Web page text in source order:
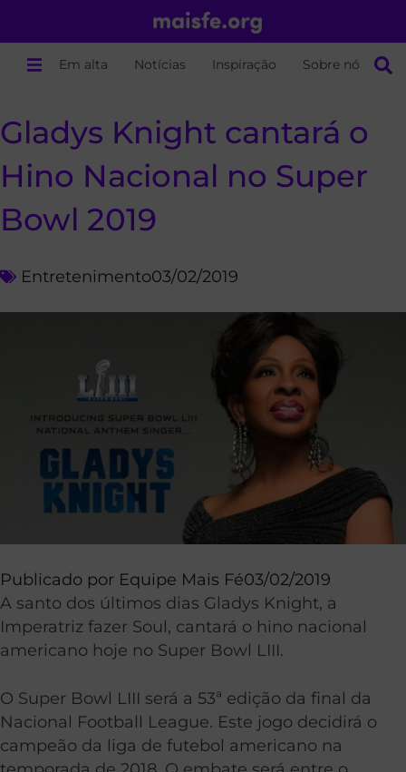
Em alta Notícias Inspiração Sobre nós
Gladys Knight cantará o
Hino Nacional no Super
Bowl 2019
Entretenimento03/02/2019
Publicado por Equipe Mais Fé03/02/2019
A santo dos últimos dias Gladys Knight, a
Imperatriz fazer Soul, cantará o hino nacional
americano hoje no Super Bowl LIII.
O Super Bowl LIII será a 53ª edição da final da
Nacional Football League. Este jogo decidirá o
campeão da liga de futebol americano na